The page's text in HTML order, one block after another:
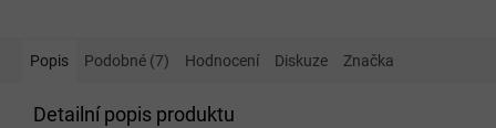
Popis Podobné (7) Hodnocení Diskuze Značka
Detailní popis produktu